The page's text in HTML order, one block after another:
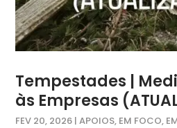
Tempestades |
às Empresas
FEV 20, 2026 |APOIOS, EM FOCO,